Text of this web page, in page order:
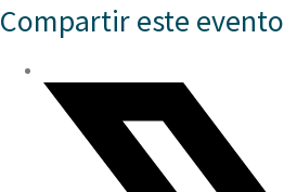
Compartir este evento